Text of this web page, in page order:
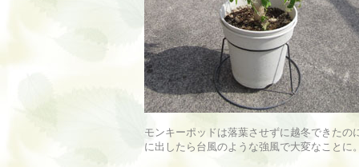
モンキーポッドは落葉させずに越冬できたの
に出したら台風のような強風で大変なことに